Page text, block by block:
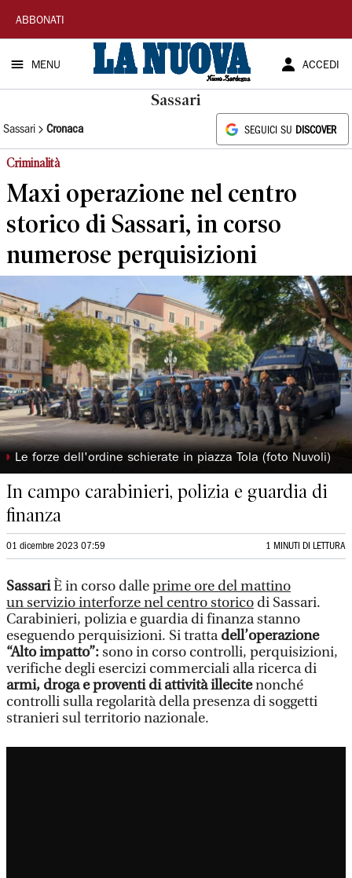
La
Nuova
Sardegna
ABBONATI
MENU ACCEDI
Sassari
Sassari Cronaca SEGUICI SU DISCOVER
Criminalità
Maxi operazione nel centro
storico di Sassari, in corso
numerose perquisizioni
◗ Le forze dell'ordine schierate in piazza Tola (foto Nuvoli)
In campo carabinieri, polizia e guardia di
finanza
01 dicembre 2023 07:59 1 MINUTI DI LETTURA
SassariÈ in corso dalleprime ore del mattino
un servizio interforze nel centro storico di Sassari.
Carabinieri, polizia e guardia di finanza stanno
eseguendo perquisizioni. Si trattadell’operazione
“Alto impatto”:sono in corso controlli, perquisizioni,
verifiche degli esercizi commerciali alla ricerca di
armi, droga e proventi di attività illecitenonché
controlli sulla regolarità della presenza di soggetti
stranieri sul territorio nazionale.